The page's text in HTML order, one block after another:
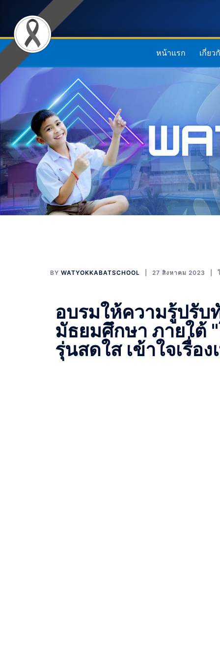
หน้าแรก เกี่ยว
BY WATYOKKABATSCHOOL 27 สิงหาคม 2023
อบรมให้ความรู้ปรั
มัธยมศึกษา ภายใต้
รุ่นสดใส เข้าใจเรื่อ